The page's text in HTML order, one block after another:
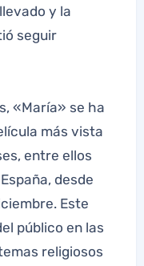
y la
seguir
«María» se ha
más vista
entre ellos
desde
Este
público en las
religiosos